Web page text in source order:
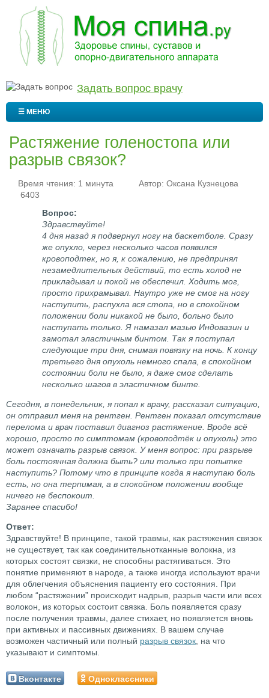
Задать вопрос врачу
☰ МЕНЮ
Растяжение голеностопа или
разрыв связок?
Время чтения: 1 минута Автор: Оксана Кузнецова
6403
Здравствуйте!
4 дня назад я подвернул ногу на баскетболе. Сразу
же опухло, через несколько часов появился
кровоподтек, но я, к сожалению, не предпринял
незамедлительных действий, то есть холод не
прикладывал и покой не обеспечил. Ходить мог,
просто прихрамывал. Наутро уже не смог на ногу
наступить, распухла вся стопа, но в спокойном
положении боли никакой не было, больно было
наступать только. Я намазал мазью Индовазин и
замотал эластичным бинтом. Так я поступал
следующие три дня, снимая повязку на ночь. К концу
третьего дня опухоль немного спала, в спокойном
состоянии боли не было, я даже смог сделать
несколько шагов в эластичном бинте.
Сегодня, в понедельник, я попал к врачу, рассказал ситуацию,
он отправил меня на рентген. Рентген показал отсутствие
перелома и врач поставил диагноз растяжение. Вроде всё
хорошо, просто по симптомам (кровоподтёк и опухоль) это
может означать разрыв связок. У меня вопрос: при разрыве
боль постоянная должна быть? или только при попытке
наступить? Потому что в принципе когда я наступаю боль
есть, но она терпимая, а в спокойном положении вообще
ничего не беспокоит.
Заранее спасибо!
Здравствуйте! В принципе, такой травмы, как растяжения связок
не существует, так как соединительнотканные волокна, из
которых состоят связки, не способны растягиваться. Это
понятие применяют в народе, а также иногда используют врачи
для облегчения объяснения пациенту его состояния. При
любом “растяжении” происходит надрыв, разрыв части или всех
волокон, из которых состоит связка. Боль появляется сразу
после получения травмы, далее стихает, но появляется вновь
при активных и пассивных движениях. В вашем случае
возможен частичный или полный разрыв связок , на что
указывают и симптомы.
Вконтакте Одноклассники